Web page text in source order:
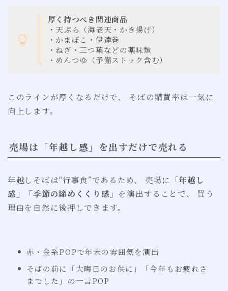
厚く持つべき関連商品
・天ぷら（海老天・かき揚げ）
・かまぼこ・伊達巻
・ねぎ・三つ葉などの薬味類
・めんつゆ（予備ストック含む）
このラインが厚くなるだけで、 そばの購買率は一気に
向上します。
売場は「年越し感」を出すだけで売れる
年越しそばは“行事食”であるため、 売場に 「年越し
感」「季節の締めくくり感」 を演出することで、 買う
理由を自然に後押しできます。
赤・金系POPで年末の雰囲気を演出
そばの前に「大晦日のお供に」「今年もお疲れさ
までした」の一言POP